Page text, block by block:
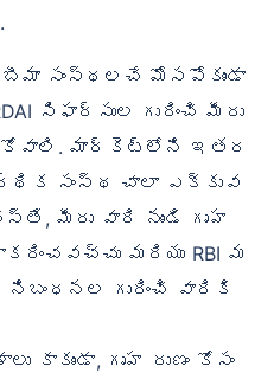
బీమా సంస్థలచే మోసపోకుండా
సిఫార్సుల గురించి మీరు
మార్కెట్‌లోని ఇతర
సంస్థ చాలా ఎక్కువ
మీరు వారి నుండి గృహ
మరియు RBI మ
నిబంధనల గురించి వారికి
గృహ రుణం కోసం